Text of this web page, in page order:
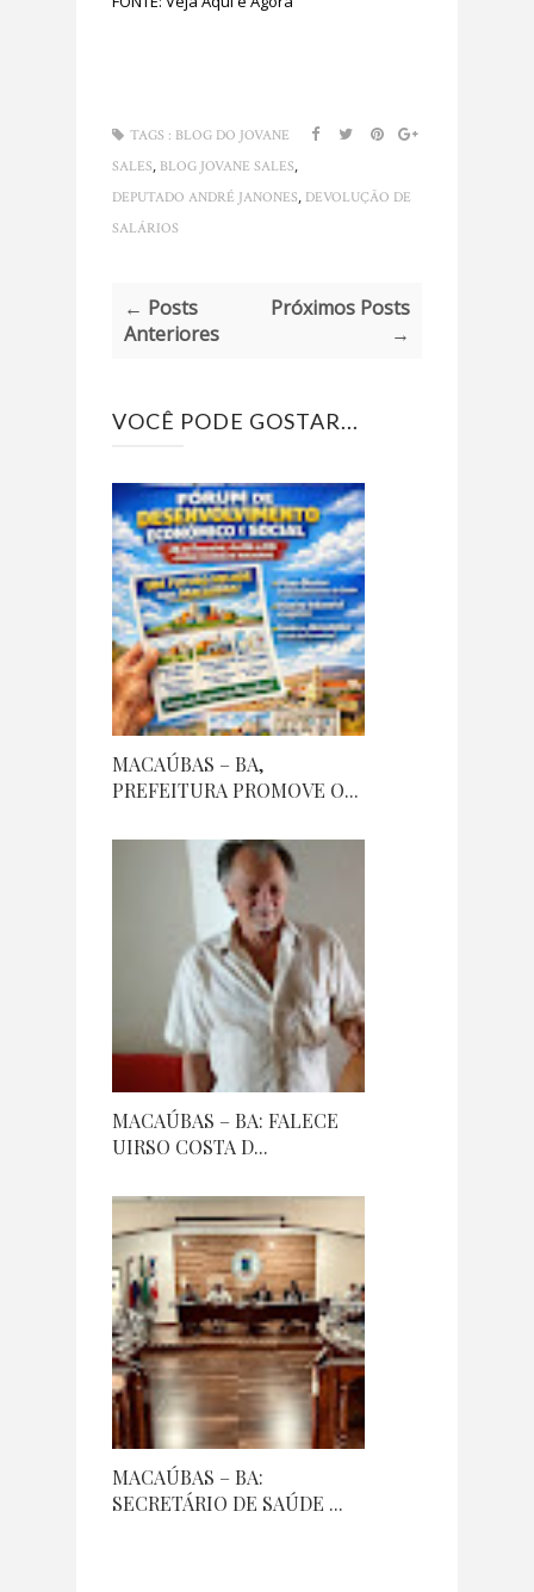
TAGS : BLOG DO JOVANE
SALES BLOG JOVANE SALES
DEPUTADO ANDRÉ JANONES DEVOLUÇÃO DE
SALÁRIOS
← Posts
Anteriores
Próximos Posts
→
VOCÊ PODE GOSTAR...
MACAÚBAS – BA,
PREFEITURA PROMOVE O...
MACAÚBAS – BA: FALECE
UIRSO COSTA D...
MACAÚBAS – BA:
SECRETÁRIO DE SAÚDE ...